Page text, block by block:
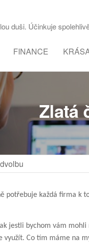
duši. Účinkuje
FINANCE
Zlatá
potřebuje každá firma k
jestli bychom vám
využít. Co tím máme na